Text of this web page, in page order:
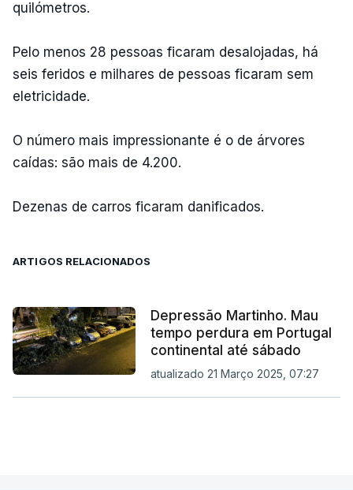
quilómetros.
Pelo menos 28 pessoas ficaram desalojadas, há
seis feridos e milhares de pessoas ficaram sem
eletricidade.
O número mais impressionante é o de árvores
caídas: são mais de 4.200.
Dezenas de carros ficaram danificados.
ARTIGOS RELACIONADOS
Depressão Martinho. Mau
tempo perdura em Portugal
continental até sábado
atualizado 21 Março 2025, 07:27